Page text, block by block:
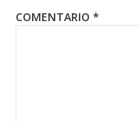
COMENTARIO *